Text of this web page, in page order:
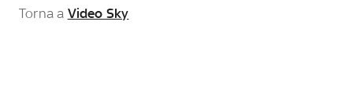
Torna a Video Sky